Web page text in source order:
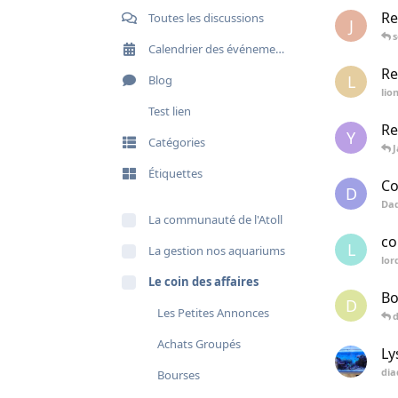
Toutes les discussions
Calendrier des événements
Blog
Test lien
Catégories
Étiquettes
La communauté de l'Atoll
La gestion nos aquariums
Le coin des affaires
Les Petites Annonces
Achats Groupés
Bourses
J
L
Y
D
L
D